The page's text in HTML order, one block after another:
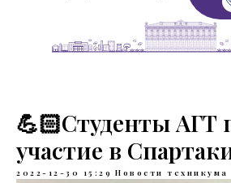
💪🏻Студенты АГТ
участие в
2022-12-30 15:29 Новости техникума